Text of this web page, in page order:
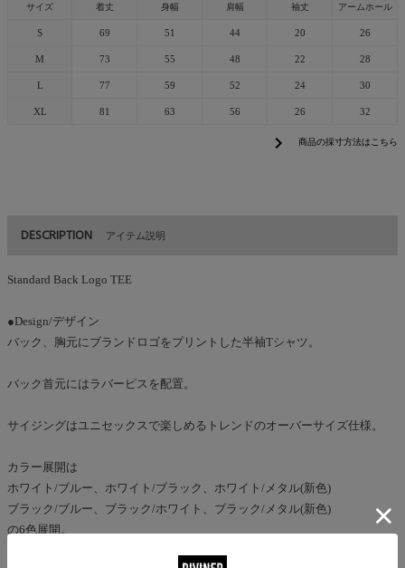
サイズ 着丈 身幅 肩幅 袖丈 アームホール
S 69 51 44 20 26
M 73 55 48 22 28
L 77 59 52 24 30
XL 81 63 56 26 32
chevron_right 商品の採寸方法はこちら
DESCRIPTION アイテム説明
Standard Back Logo TEE
●Design/デザイン
バック、胸元にブランドロゴをプリントした半袖Tシャツ。
バック首元にはラバーピスを配置。
サイジングはユニセックスで楽しめるトレンドのオーバーサイズ仕様。
カラー展開は
ホワイト/ブルー、ホワイト/ブラック、ホワイト/メタル(新色)
ブラック/ブルー、ブラック/ホワイト、ブラック/メタル(新色)
の6色展開。